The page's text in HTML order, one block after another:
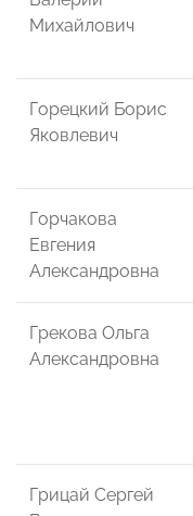
Михайлович
Горецкий Борис
Яковлевич
Горчакова
Евгения
Александровна
Грекова Ольга
Александровна
Грицай Сергей